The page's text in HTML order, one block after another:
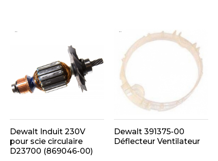
..
Dewalt Induit 230V
pour scie circulaire
D23700 (869046-00)
..
Dewalt 391375-00
Déflecteur Ventilateur